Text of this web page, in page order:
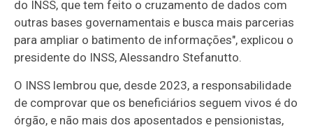
do INSS, que tem feito o cruzamento de dados com
outras bases governamentais e busca mais parcerias
para ampliar o batimento de informações", explicou o
presidente do INSS, Alessandro Stefanutto.
O INSS lembrou que, desde 2023, a responsabilidade
de comprovar que os beneficiários seguem vivos é do
órgão, e não mais dos aposentados e pensionistas,